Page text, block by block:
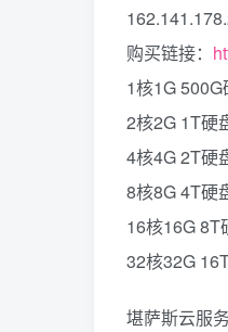
购买链接：
1核1G
2核2G 1T硬
4核4G 2T硬
8核8G 4T硬
16核16G 8T
32核32G
堪萨斯云服